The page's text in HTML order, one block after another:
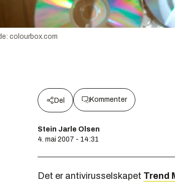
: colourbox.com
Del Kommenter
Stein Jarle Olsen
4. mai 2007 - 14:31
Det er antivirusselskapet Trend